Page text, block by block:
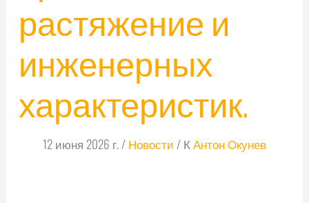
растяжение и
инженерных
характеристик.
12 июня 2026 г./Новости / КАнтон Окунев